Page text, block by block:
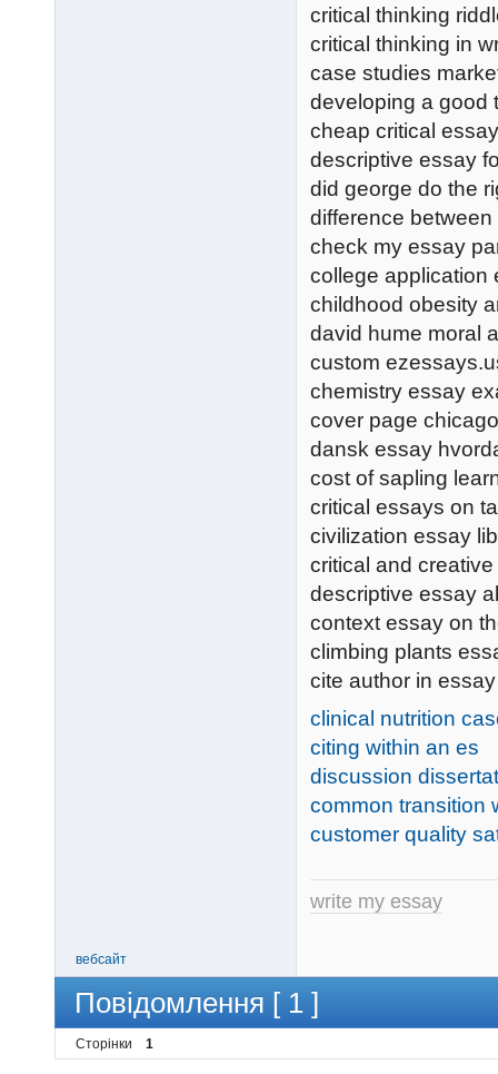
critical thinking
critical thinking in
case studies
developing a good
cheap critical essay
descriptive essay
did george do the
difference
check my essay
college application
childhood obesity
david hume moral
custom
chemistry essay
cover page
dansk essay
cost of sapling
critical essays on
civilization essay
critical and
descriptive essay
context essay on
climbing plants
cite author in essay
clinical nutrition
citing within an es
discussion
common transition
customer quality
write my essay
вебсайт
Повідомлення [ 1 ]
Сторінки 1